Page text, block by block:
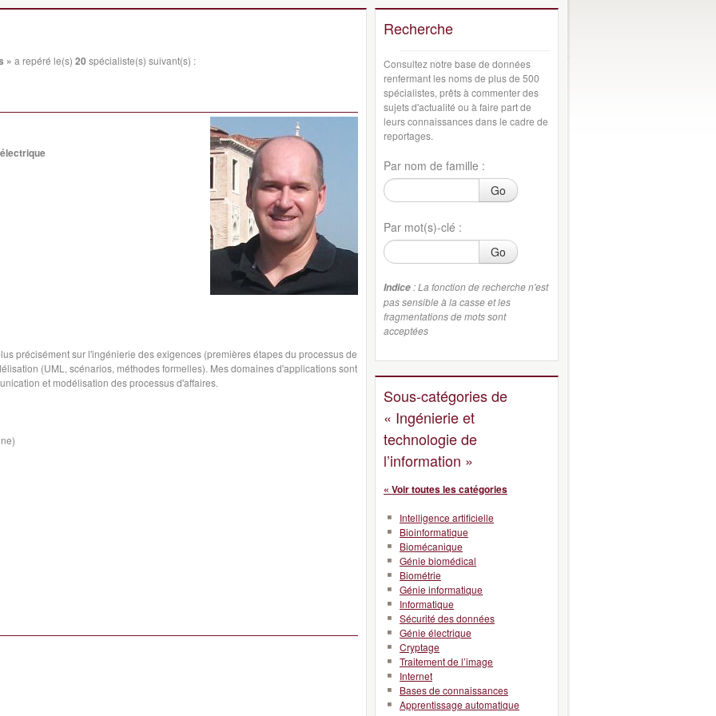
» a repéré le(s) 20 spécialiste(s) suivant(s) :
précisément sur l'ingénierie des exigences (premières étapes du processus de
(UML, scénarios, méthodes formelles). Mes domaines d'applications sont
et modélisation des processus d'affaires.
Recherche
Consultez notre base de données
renfermant les noms de plus de 500
spécialistes, prêts à commenter des
sujets d'actualité ou à faire part de
leurs connaissances dans le cadre de
reportages.
Par nom de famille :
Go
Par mot(s)-clé :
Go
Indice : La fonction de recherche n'est
pas sensible à la casse et les
fragmentations de mots sont
acceptées
Sous-catégories de
« Ingénierie et
technologie de
l’information »
« Voir toutes les catégories
Intelligence artificielle
Bioinformatique
Biomécanique
Génie biomédical
Biométrie
Génie informatique
Informatique
Sécurité des données
Génie électrique
Cryptage
Traitement de l’image
Internet
Bases de connaissances
Apprentissage automatique